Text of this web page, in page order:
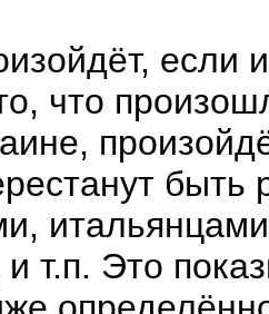
если
что
быть
т.п. Это